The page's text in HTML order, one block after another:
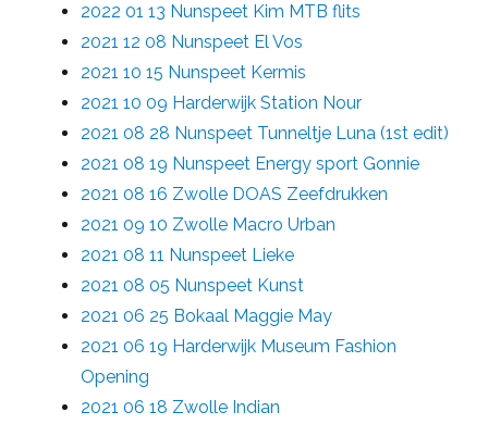
2022 01 13 Nunspeet Kim MTB flits
2021 12 08 Nunspeet El Vos
2021 10 15 Nunspeet Kermis
2021 10 09 Harderwijk Station Nour
2021 08 28 Nunspeet Tunneltje Luna (1st edit)
2021 08 19 Nunspeet Energy sport Gonnie
2021 08 16 Zwolle DOAS Zeefdrukken
2021 09 10 Zwolle Macro Urban
2021 08 11 Nunspeet Lieke
2021 08 05 Nunspeet Kunst
2021 06 25 Bokaal Maggie May
2021 06 19 Harderwijk Museum Fashion
Opening
2021 06 18 Zwolle Indian